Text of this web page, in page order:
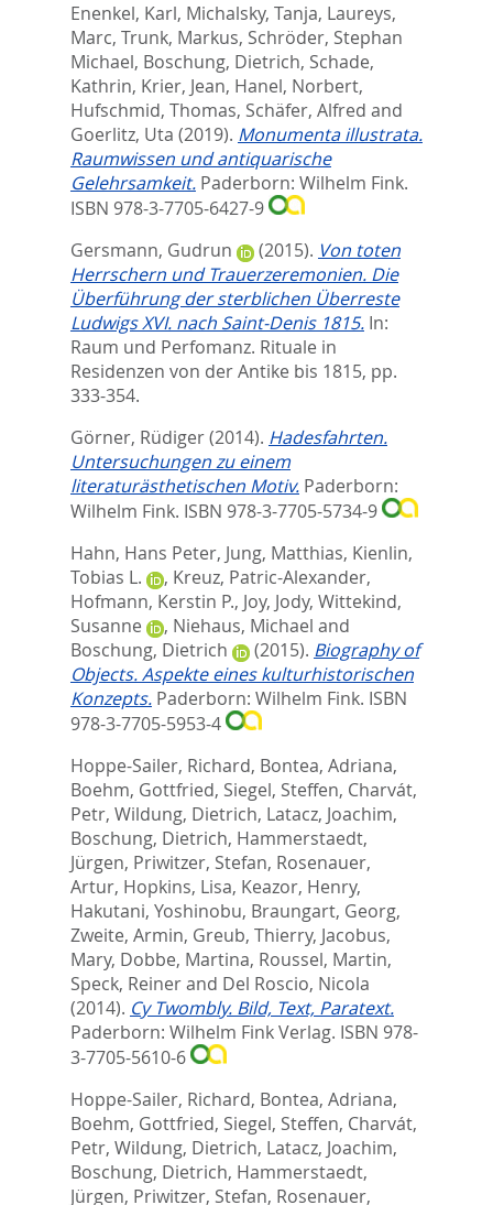
Enenkel, Karl, Michalsky, Tanja, Laureys,
Marc, Trunk, Markus, Schröder, Stephan
Michael, Boschung, Dietrich, Schade,
Kathrin, Krier, Jean, Hanel, Norbert,
Hufschmid, Thomas, Schäfer, Alfred and
Goerlitz, Uta (2019). Monumenta illustrata.
Raumwissen und antiquarische
Gelehrsamkeit. Paderborn: Wilhelm Fink.
ISBN 978-3-7705-6427-9
Gersmann, Gudrun
(2015). Von toten
Herrschern und Trauerzeremonien. Die
Überführung der sterblichen Überreste
Ludwigs XVI. nach Saint-Denis 1815. In:
Raum und Perfomanz. Rituale in
Residenzen von der Antike bis 1815, pp.
333-354.
Görner, Rüdiger(2014). Hadesfahrten.
Untersuchungen zu einem
literaturästhetischen Motiv. Paderborn:
Wilhelm Fink. ISBN 978-3-7705-5734-9
Hahn, Hans Peter, Jung, Matthias, Kienlin,
Tobias L.
, Kreuz, Patric-Alexander,
Hofmann, Kerstin P., Joy, Jody, Wittekind,
Susanne
, Niehaus, Michael and
Boschung, Dietrich
(2015). Biography of
Objects. Aspekte eines kulturhistorischen
Konzepts. Paderborn: Wilhelm Fink. ISBN
978-3-7705-5953-4
Hoppe-Sailer, Richard, Bontea, Adriana,
Boehm, Gottfried, Siegel, Steffen, Charvát,
Petr, Wildung, Dietrich, Latacz, Joachim,
Boschung, Dietrich, Hammerstaedt,
Jürgen, Priwitzer, Stefan, Rosenauer,
Artur, Hopkins, Lisa, Keazor, Henry,
Hakutani, Yoshinobu, Braungart, Georg,
Zweite, Armin, Greub, Thierry, Jacobus,
Mary, Dobbe, Martina, Roussel, Martin,
Speck, Reinerand Del Roscio, Nicola
(2014). Cy Twombly. Bild, Text, Paratext.
Paderborn: Wilhelm Fink Verlag. ISBN 978-
3-7705-5610-6
Hoppe-Sailer, Richard, Bontea, Adriana,
Boehm, Gottfried, Siegel, Steffen, Charvát,
Petr, Wildung, Dietrich, Latacz, Joachim,
Boschung, Dietrich, Hammerstaedt,
Jürgen, Priwitzer, Stefan, Rosenauer,